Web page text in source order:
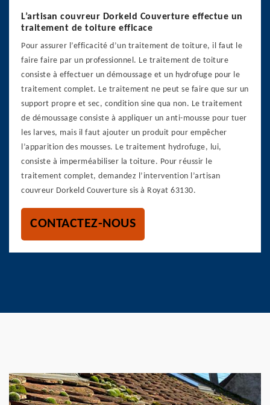
L’artisan couvreur Dorkeld Couverture effectue un
traitement de toiture efficace
Pour assurer l’efficacité d’un traitement de toiture, il faut le
faire faire par un professionnel. Le traitement de toiture
consiste à effectuer un démoussage et un hydrofuge pour le
traitement complet. Le traitement ne peut se faire que sur un
support propre et sec, condition sine qua non. Le traitement
de démoussage consiste à appliquer un anti-mousse pour tuer
les larves, mais il faut ajouter un produit pour empêcher
l’apparition des mousses. Le traitement hydrofuge, lui,
consiste à imperméabiliser la toiture. Pour réussir le
traitement complet, demandez l’intervention l’artisan
couvreur Dorkeld Couverture sis à Royat 63130.
CONTACTEZ-NOUS